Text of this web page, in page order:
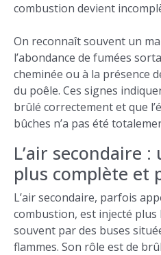
combustion devient
On reconnaît souvent un
l’abondance de fumées
cheminée ou à la présence
du poêle. Ces signes
brûlé correctement et que
bûches n’a pas été
L’air secondaire
plus complète et
L’air secondaire, parfois
combustion, est injecté plus
souvent par des buses
flammes. Son rôle est de